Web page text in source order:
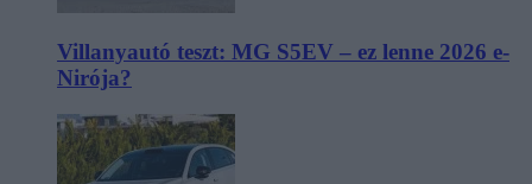
Villanyautó teszt: MG S5EV – ez lenne 2026 e-
Nirója?